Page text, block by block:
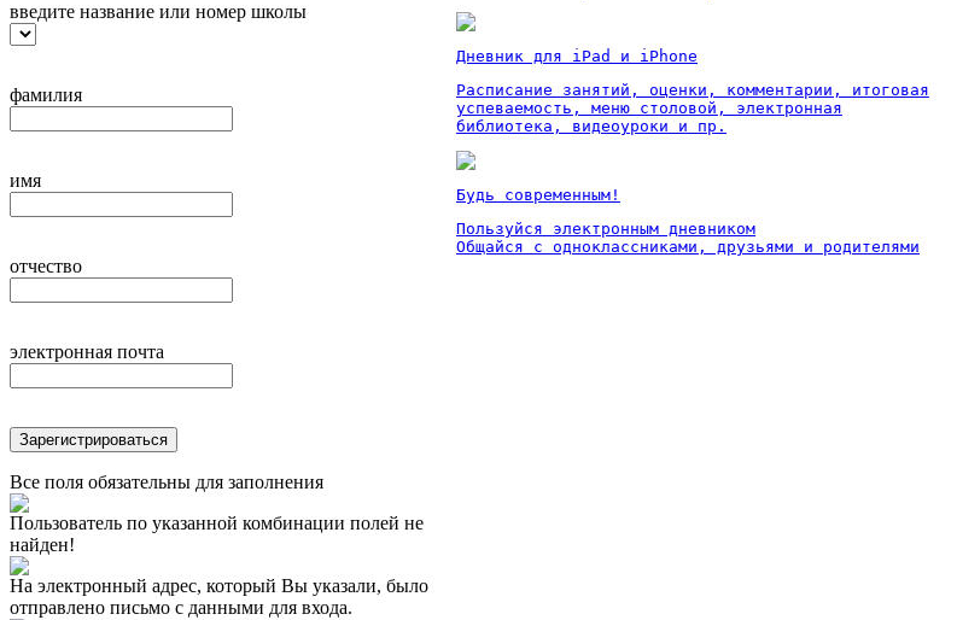
введите название или номер школы
фамилия
имя
отчество
электронная почта
Зарегистрироваться
Все поля обязательны для заполнения
Пользователь по указанной комбинации полей не
найден!
На электронный адрес, который Вы указали, было
отправлено письмо с данными для входа.
Дневник для iPad и iPhone
Расписание занятий, оценки, комментарии, итоговая
успеваемость, меню столовой, электронная
библиотека, видеоуроки и пр.
Будь современным!
Пользуйся электронным дневником
Общайся с одноклассниками, друзьями и родителями